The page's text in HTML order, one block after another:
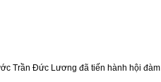
Trần Đức Lương đã tiến hành hội đàm